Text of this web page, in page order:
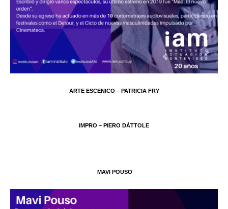
ARTE ESCENICO – PATRICIA FRY
IMPRO – PIERO DÁTTOLE
MAVI POUSO